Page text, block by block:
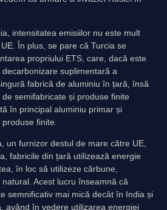
intensitatea emisiilor nu este mult
În plus, se pare că Turcia se
propriului ETS, care, dacă este
suplimentară a
fabrică de aluminiu în țară, însă
semifabricate și produse finite
în principal aluminiu primar și
finite.
un furnizor destul de mare către UE,
fabricile din țară utilizează energie
în loc să utilizeze cărbune,
Acest lucru înseamnă că
semnificativ mai mică decât în India și
având în vedere utilizarea energiei